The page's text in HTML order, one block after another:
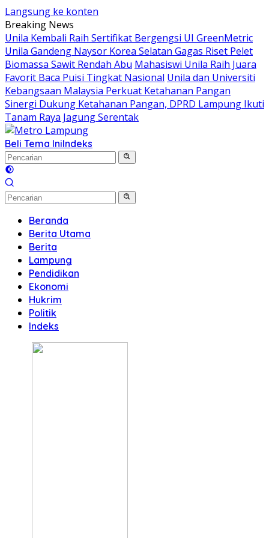
Langsung ke konten
Breaking News
Unila Kembali Raih Sertifikat Bergengsi UI GreenMetric
Unila Gandeng Naysor Korea Selatan Gagas Riset Pelet
Biomassa Sawit Rendah Abu Mahasiswi Unila Raih Juara
Favorit Baca Puisi Tingkat Nasional Unila dan Universiti
Kebangsaan Malaysia Perkuat Ketahanan Pangan
Sinergi Dukung Ketahanan Pangan, DPRD Lampung Ikuti
Tanam Raya Jagung Serentak
Beli Tema IniIndeks
Beranda
Berita Utama
Berita
Lampung
Pendidikan
Ekonomi
Hukrim
Politik
Indeks